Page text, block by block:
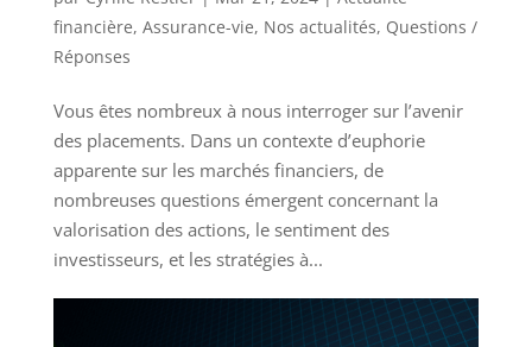
financière, Assurance-vie, Nos actualités, Questions /
Réponses
Vous êtes nombreux à nous interroger sur l’avenir
des placements. Dans un contexte d’euphorie
apparente sur les marchés financiers, de
nombreuses questions émergent concernant la
valorisation des actions, le sentiment des
investisseurs, et les stratégies à...